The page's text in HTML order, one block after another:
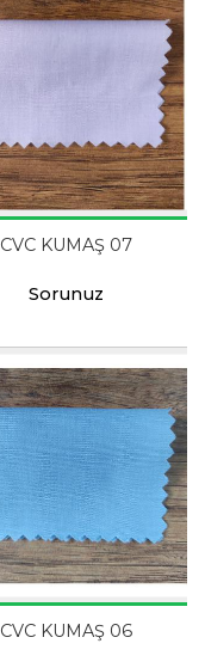
CVC KUMAŞ 07
Sorunuz
CVC KUMAŞ 06